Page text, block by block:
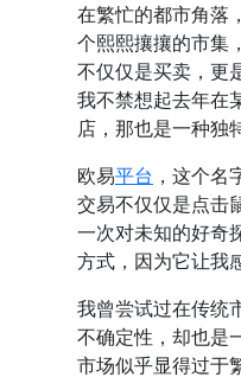
在繁忙的都市角落
个熙熙攘攘的市集
不仅仅是买卖，更
我不禁想起去年在
店，那也是一种独
欧易平台 ，这个名
交易不仅仅是点击
一次对未知的好奇
方式，因为它让我
我曾尝试过在传统
不确定性，却也是
市场似乎显得过于